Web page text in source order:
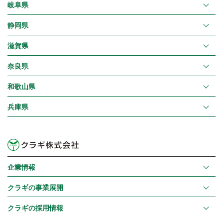
岐阜県
静岡県
滋賀県
奈良県
和歌山県
兵庫県
企業情報
クラギの事業展開
クラギの採用情報